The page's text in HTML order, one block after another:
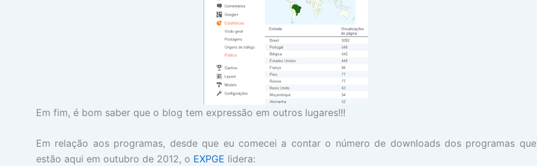
Em fim, é bom saber que o blog tem expressão em outros lugares!!!
Em relação aos programas, desde que eu comecei a contar o número de downloads dos programas que
estão aqui em outubro de 2012, o EXPGE lidera: